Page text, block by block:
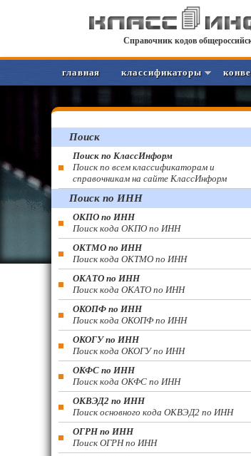
Справочник кодов
главная классификаторы
Поиск
Поиск по КлассИнформ
Поиск по всем классификаторам и
справочникам на сайте КлассИнформ
Поиск по ИНН
ОКПО по ИНН
Поиск кода ОКПО по ИНН
ОКТМО по ИНН
Поиск кода ОКТМО по ИНН
ОКАТО по ИНН
Поиск кода ОКАТО по ИНН
ОКОПФ по ИНН
Поиск кода ОКОПФ по ИНН
ОКОГУ по ИНН
Поиск кода ОКОГУ по ИНН
ОКФС по ИНН
Поиск кода ОКФС по ИНН
ОКВЭД2 по ИНН
Поиск основного кода ОКВЭД2 по ИНН
ОГРН по ИНН
Поиск ОГРН по ИНН